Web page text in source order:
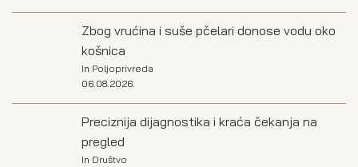
Zbog vrućina i suše pčelari donose vodu oko
košnica
In Poljoprivreda
06.08.2026.
Preciznija dijagnostika i kraća čekanja na
pregled
In Društvo